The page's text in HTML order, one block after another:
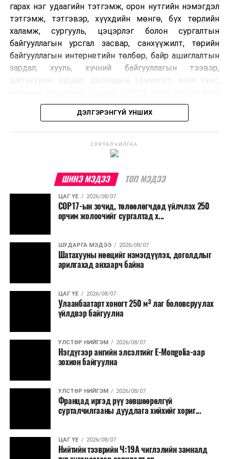
гарах нэг удаагийн тэтгэмж, орон нутгийн нэмэгдэл
тэтгэмж, тэтгэвэр, хүүхдийн мөнгө, бүх төрлийн
халамж, сургууль, цэцэрлэг болон сургалтын
байгууллагын урсгал засвар, санхүүжилт, төрийн
байгууллагын интернетийн төлбөр, байр ашиглалтын
зардал, хууль, хүчний байгууллагын тээвэр,
хурлын зардал, Засгийн газрын өр, орон нутгийн нөөц
хөрөнгийн санхүүжилтийг хэвийн үргэлжлүүлэхээр
шийдвэрлэжээ.
Харин дараах зардлыг хязгаарлахаар болсон байна.
шийдвэртэйгээс бусад хурал, зөвлөгөөн, ой,
тэмдэглэлт өдөр, найр наадам, соёлын арга
Урьдчилан төлөвлөсөн төрийн өндөр албан
тушаалтны томилолтоос бусад гадаад
томилолт, гадаадын зочин хүлээн авах зардал;
Зайлшгүй шаардлагагүй тоног төхөөрөмж,
тавилга, автомашин худалдан авах;
Батлан хамгаалах, хууль зүйн салбараас бусад
Хуулиар заавал мэдээлэхээс бусад кино,
контент, хэвлэлийн зардал;
Санхүүгийн хэмнэлтийн горимыг 2026 оны
арванхоёрдугаар сарын 31 хүртэл мөрдөнө. Харин
хамрагдахгүй бөгөөд цэцэрлэг, сургуулийн хүүхдийн
эрт илрүүлэг, вакцинжуулалт, томуу, томуу төст
өвчний эсрэг арга хэмжээ зэрэг зайлшгүй
ДЭЛГЭРЭНГҮЙ УНШИХ
СУРТАЛЧИЛГАА
ШИНЭ МЭДЭЭ ТОП МЭДЭЭ
ЦАГ ҮЕ 2026/08/07
COP17-ын зочид, төлөөлөгчдөд үйлчлэх 250
орчим жолоочийг сургалтад х...
ШУДАРГА МЭДЭЭ 2026/08/07
Шатахууны нөөцийг нэмэгдүүлэх, доголдлыг
арилгахад анхаарч байна
ЦАГ ҮЕ 2026/08/07
Улаанбаатарт хоногт 250 м³ лаг боловсруулах
үйлдвэр байгуулна
УЛСТӨР НИЙГЭМ 2026/08/07
Нэгдүгээр ангийн элсэлтийг E-Mongolia-аар
зохион байгуулна
УЛСТӨР НИЙГЭМ 2026/08/07
Францад иргэд рүү зөвшөөрөлгүй
сурталчилгааны дуудлага хийхийг хориг...
ЦАГ ҮЕ 2026/08/07
Нийтийн тээврийн Ч:19А чиглэлийн замналд